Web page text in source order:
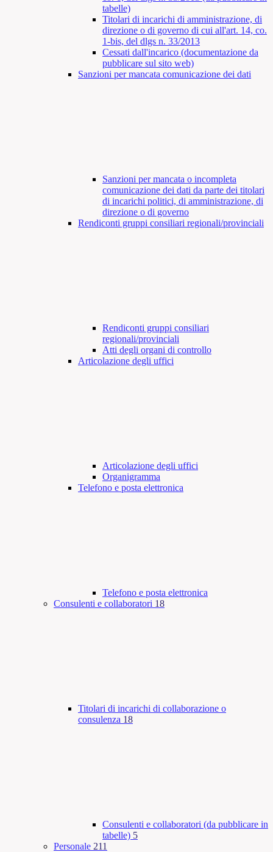
tabelle)
Titolari di incarichi di amministrazione, di
direzione o di governo di cui all'art. 14, co.
1-bis, del dlgs n. 33/2013
Cessati dall'incarico (documentazione da
pubblicare sul sito web)
Sanzioni per mancata comunicazione dei dati
Sanzioni per mancata o incompleta
comunicazione dei dati da parte dei titolari
di incarichi politici, di amministrazione, di
direzione o di governo
Rendiconti gruppi consiliari regionali/provinciali
Rendiconti gruppi consiliari
regionali/provinciali
Atti degli organi di controllo
Articolazione degli uffici
Articolazione degli uffici
Organigramma
Telefono e posta elettronica
Telefono e posta elettronica
Consulenti e collaboratori 18
Titolari di incarichi di collaborazione o
consulenza 18
Consulenti e collaboratori (da pubblicare in
tabelle) 5
Personale 211